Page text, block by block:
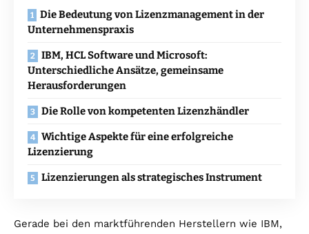
Die Bedeutung von Lizenzmanagement in der
Unternehmenspraxis
IBM, HCL Software und Microsoft:
Unterschiedliche Ansätze, gemeinsame
Herausforderungen
Die Rolle von kompetenten Lizenzhändler
Wichtige Aspekte für eine erfolgreiche
Lizenzierung
Lizenzierungen als strategisches Instrument
Gerade bei den marktführenden Herstellern wie IBM,